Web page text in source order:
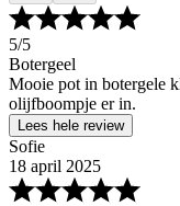
5/5
Botergeel
Mooie pot in botergele
olijfboompje er in.
Lees hele review
Sofie
18 april 2025